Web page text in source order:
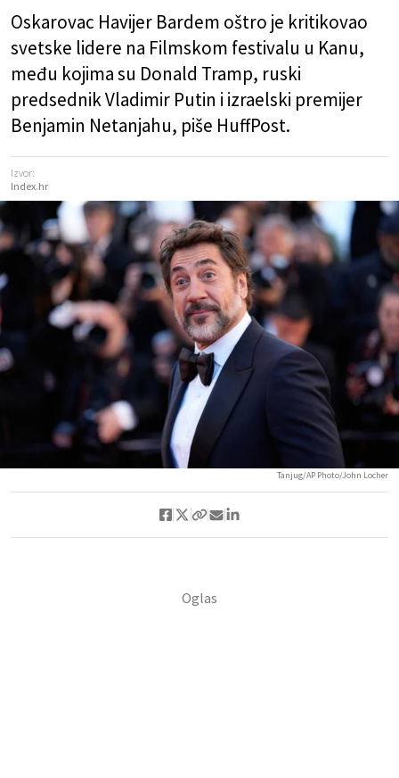
Oskarovac Havijer Bardem oštro je kritikovao
svetske lidere na Filmskom festivalu u Kanu,
među kojima su Donald Tramp, ruski
predsednik Vladimir Putin i izraelski premijer
Benjamin Netanjahu, piše HuffPost.
Izvor:
Index.hr
Tanjug/AP Photo/John Locher